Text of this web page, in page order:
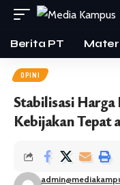
Berita PT
OPINI
Stabilisasi
Kebijakan Tepat